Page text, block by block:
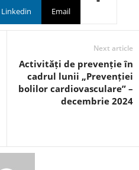
Linkedin Email
Next article
Activități de prevenție în
cadrul lunii „Prevenției
bolilor cardiovasculare” –
decembrie 2024